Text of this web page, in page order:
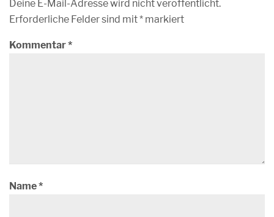
Deine E-Mail-Adresse wird nicht veröffentlicht.
Erforderliche Felder sind mit* markiert
Kommentar*
Name*